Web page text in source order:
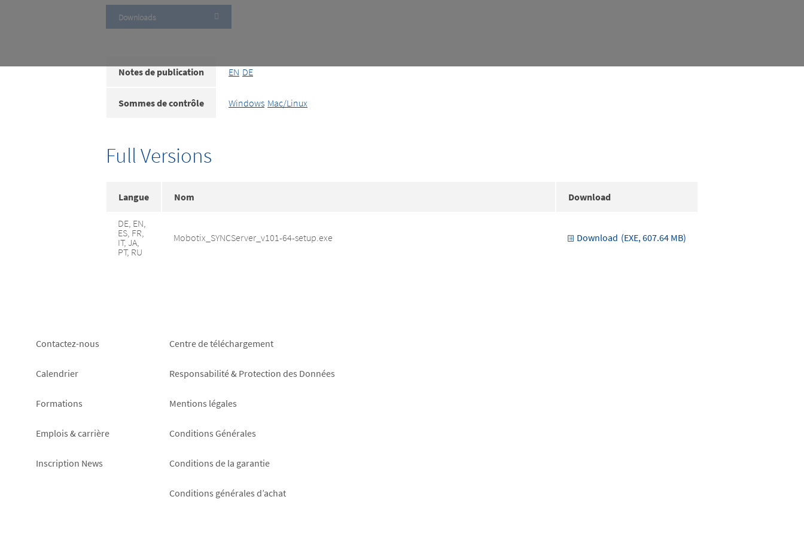
Downloads
Notes de publication EN DE
Sommes de contrôle Windows Mac/Linux
Full Versions
Langue Nom Download
DE, EN,
ES, FR,
IT, JA,
PT, RU
Mobotix_SYNCServer_v101-64-setup.exe Download (EXE, 607.64 MB)
Footer
left
Contactez-nous
Calendrier
Formations
Emplois & carrière
Inscription News
Footer
right
Centre de téléchargement
Responsabilité & Protection des Données
Mentions légales
Conditions Générales
Conditions de la garantie
Conditions générales d’achat